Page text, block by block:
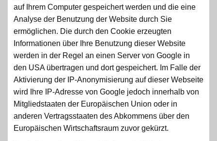
auf Ihrem Computer gespeichert werden und die eine
Analyse der Benutzung der Website durch Sie
ermöglichen. Die durch den Cookie erzeugten
Informationen über Ihre Benutzung dieser Website
werden in der Regel an einen Server von Google in
den USA übertragen und dort gespeichert. Im Falle der
Aktivierung der IP-Anonymisierung auf dieser Webseite
wird Ihre IP-Adresse von Google jedoch innerhalb von
Mitgliedstaaten der Europäischen Union oder in
anderen Vertragsstaaten des Abkommens über den
Europäischen Wirtschaftsraum zuvor gekürzt.